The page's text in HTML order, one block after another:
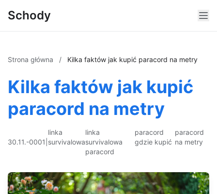
Schody
Strona główna / Kilka faktów jak kupić paracord na metry
Kilka faktów jak kupić
paracord na metry
30.11.-0001
linka
survivalowa
linka
survivalowa
paracord
paracord
gdzie kupić
paracord
na metry